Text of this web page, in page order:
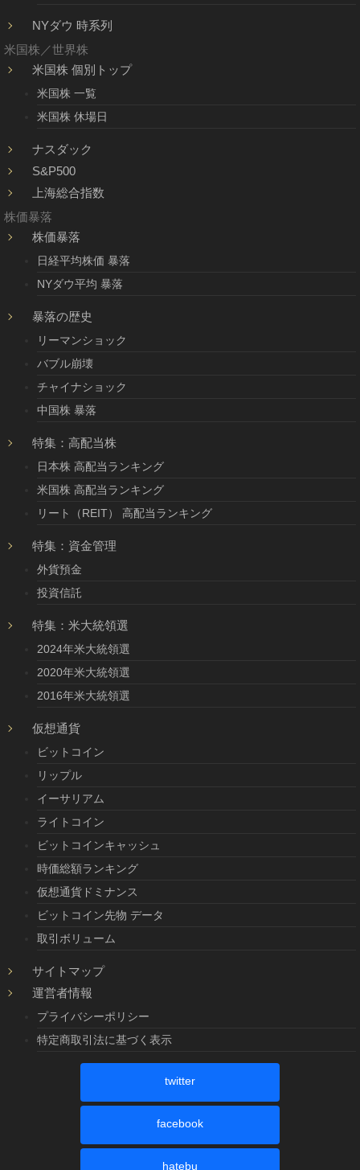
NYダウ 時系列
米国株／世界株
米国株 個別トップ
米国株 一覧
米国株 休場日
ナスダック
S&P500
上海総合指数
株価暴落
株価暴落
日経平均株価 暴落
NYダウ平均 暴落
暴落の歴史
リーマンショック
バブル崩壊
チャイナショック
中国株 暴落
特集：高配当株
日本株 高配当ランキング
米国株 高配当ランキング
リート（REIT） 高配当ランキング
特集：資金管理
外貨預金
投資信託
特集：米大統領選
2024年米大統領選
2020年米大統領選
2016年米大統領選
仮想通貨
ビットコイン
リップル
イーサリアム
ライトコイン
ビットコインキャッシュ
時価総額ランキング
仮想通貨ドミナンス
ビットコイン先物 データ
取引ボリューム
サイトマップ
運営者情報
プライバシーポリシー
特定商取引法に基づく表示
twitter
facebook
hatebu